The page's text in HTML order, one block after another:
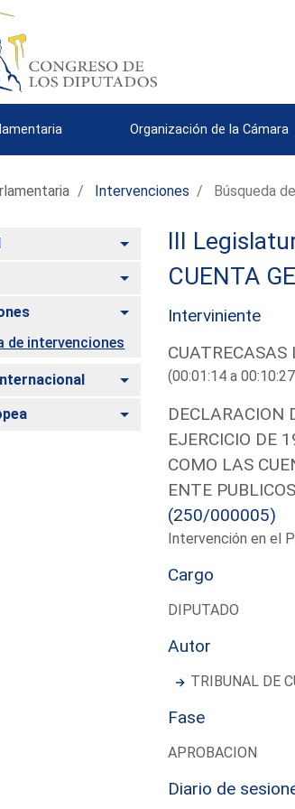
Organización de la Cámara
Intervenciones Búsqueda
Alternar
Alternar
Alternar
de intervenciones
Alternar
Alternar
III
CUENTA
Interviniente
(00:01:14 a
DECLARACION
EJERCICIO DE
COMO LAS
ENTE
(250/000005)
Intervención en el
Cargo
DIPUTADO
Autor
TRIBUNAL DE
Fase
APROBACION
Diario de